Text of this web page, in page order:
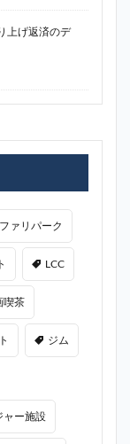
上げ返済のデ
ァリパーク
LCC
喫茶
ジム
ャー施設